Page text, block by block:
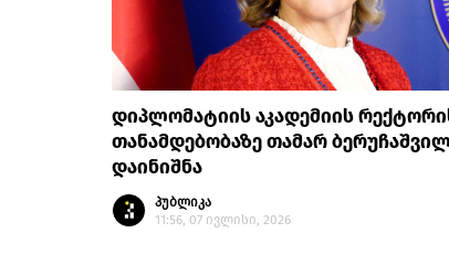
დიპლომატიის აკადემიის
თანამდებობაზე თამარ
დაინიშნა
პუბლიკა
11:56, 07 ივლისი, 2026